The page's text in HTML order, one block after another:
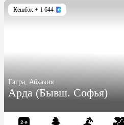
Кешбэк + 1 644
Гагра, Абхазия
Арда (Бывш. Софья)